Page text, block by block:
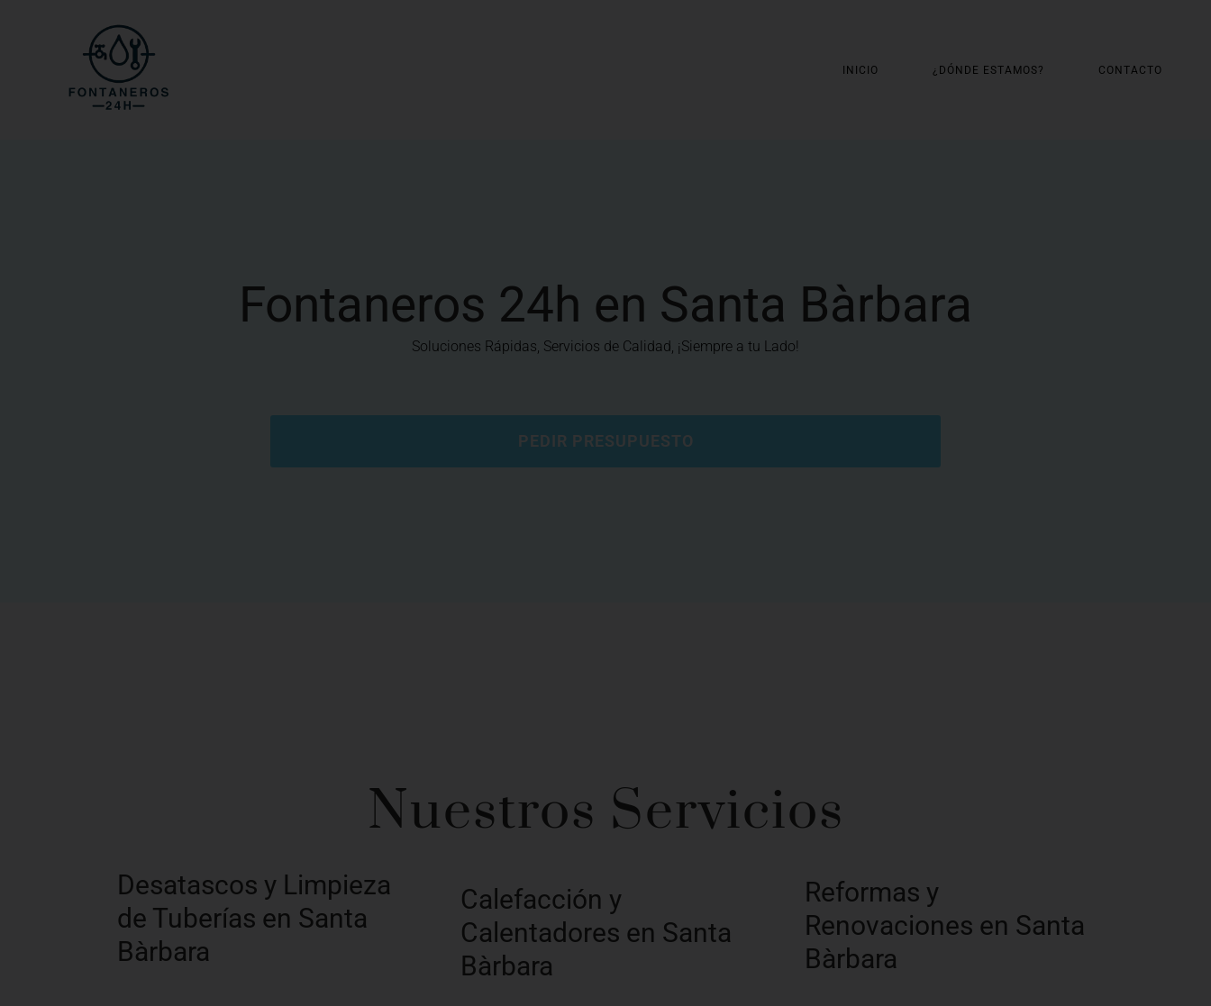
INICIO ¿DÓNDE ESTAMOS? CONTACTO
Fontaneros 24h en Santa Bàrbara
Soluciones Rápidas, Servicios de Calidad, ¡Siempre a tu Lado!
PEDIR PRESUPUESTO
Nuestros Servicios
Desatascos y Limpieza
de Tuberías en Santa
Bàrbara
Calefacción y
Calentadores en Santa
Bàrbara
Reformas y
Renovaciones en Santa
Bàrbara